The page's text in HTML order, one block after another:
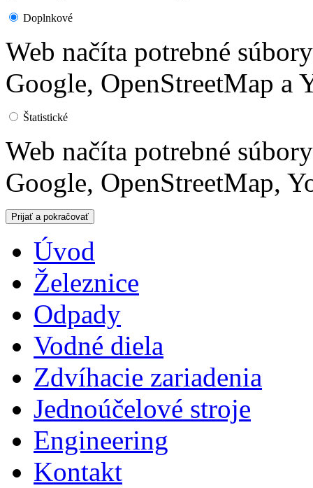
Doplnkové
Web načíta potrebné
Google, OpenStreetMap a
Štatistické
Web načíta potrebné
Google, OpenStreetMap,
Úvod
Železnice
Odpady
Vodné diela
Zdvíhacie zariadenia
Jednoúčelové stroje
Engineering
Kontakt